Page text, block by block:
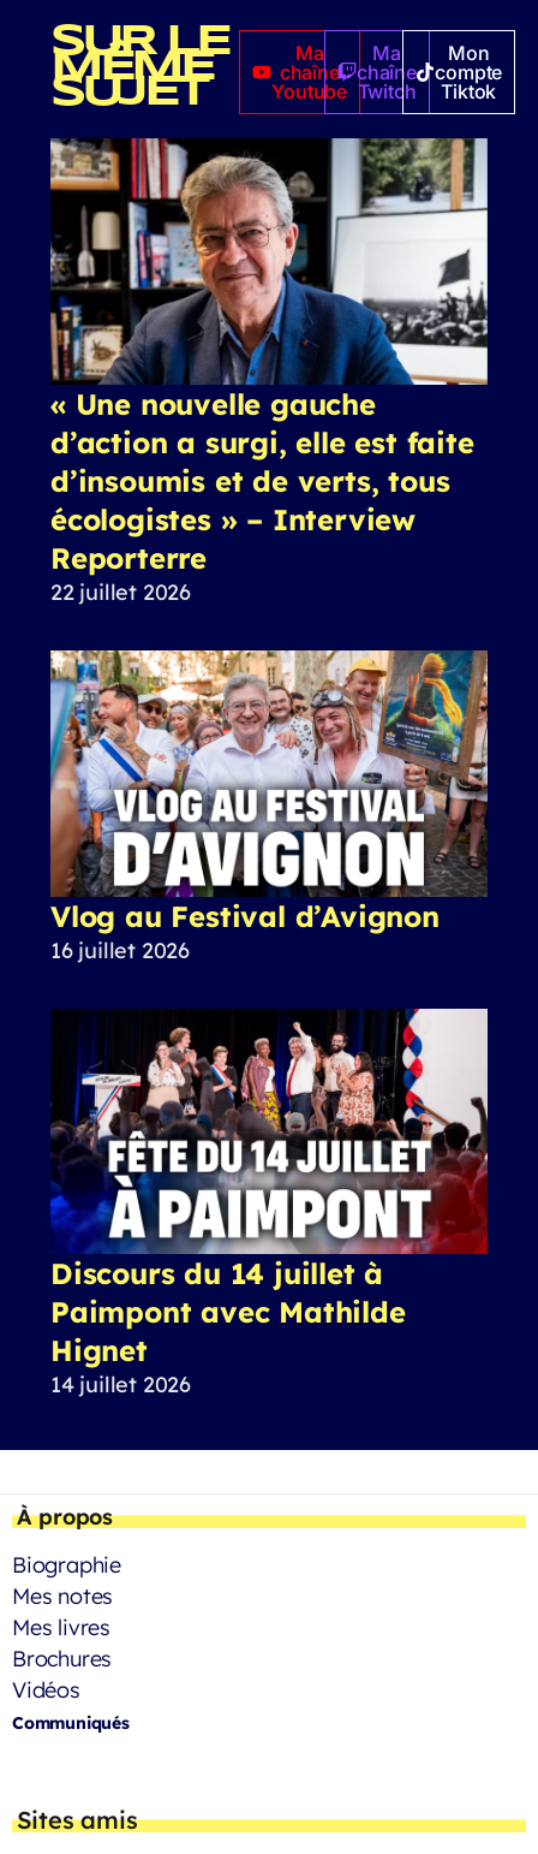
SUR LE
MÊME
SUJET
Ma
chaîne
Youtube
Ma
chaîne
Twitch
Mon
compte
Tiktok
« Une nouvelle gauche
d’action a surgi, elle est faite
d’insoumis et de verts, tous
écologistes » – Interview
Reporterre
22 juillet 2026
Vlog au Festival d’Avignon
16 juillet 2026
Discours du 14 juillet à
Paimpont avec Mathilde
Hignet
14 juillet 2026
À propos
Biographie
Mes notes
Mes livres
Brochures
Vidéos
Communiqués
Sites amis